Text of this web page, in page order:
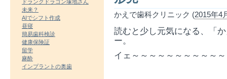
かえで歯科クリニック (2015年4
読むと少し元気になる、「
ー。
イェ～～～～～～～～～～
ドランクドラゴン塚地さん
未来？
AIでシフト作成
昼寝
簡易歯科検診
健康保険証
留学
麻酔
インプラントの奥歯